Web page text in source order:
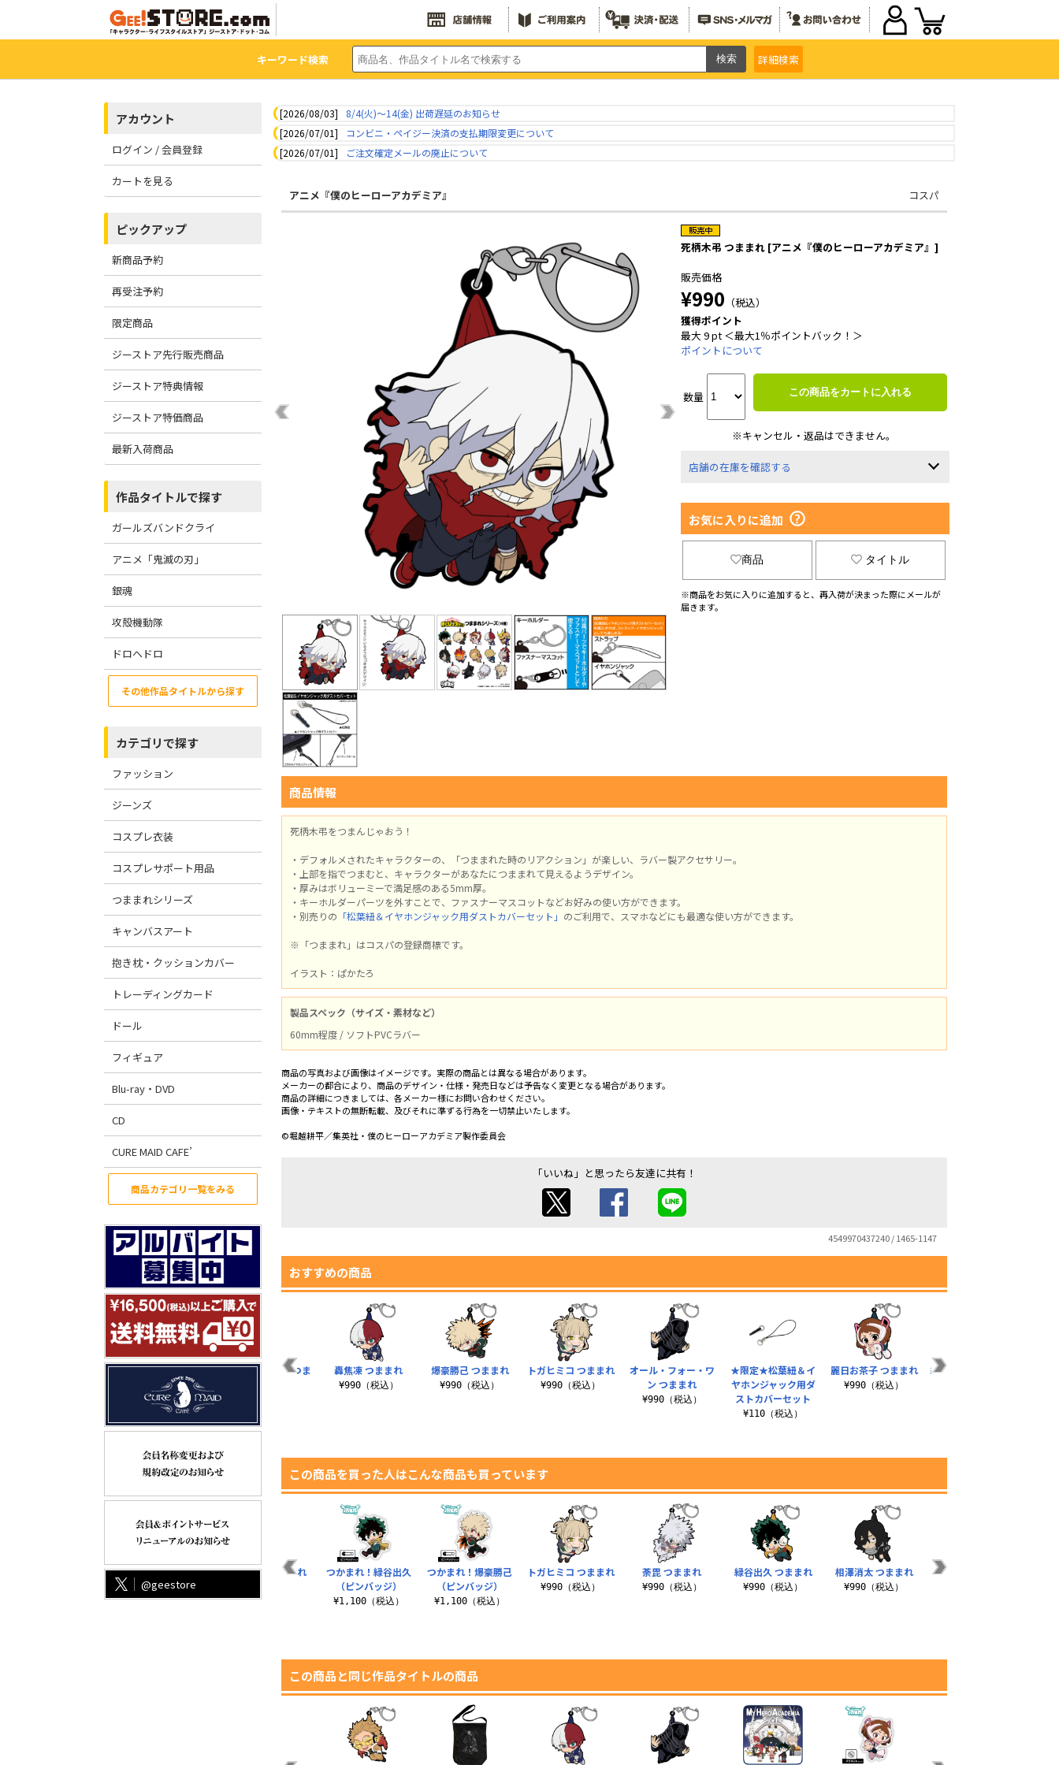
キーワード検索 詳細検索
アカウント
ログイン / 会員登録
カートを見る
ピックアップ
新商品予約
再受注予約
限定商品
ジーストア先行販売商品
ジーストア特典情報
ジーストア特価商品
最新入荷商品
作品タイトルで探す
ガールズバンドクライ
アニメ「鬼滅の刃」
銀魂
攻殻機動隊
ドロヘドロ
その他作品タイトルから探す
カテゴリで探す
ファッション
ジーンズ
コスプレ衣装
コスプレサポート用品
つままれシリーズ
キャンバスアート
抱き枕・クッションカバー
トレーディングカード
ドール
フィギュア
Blu-ray・DVD
CD
CURE MAID CAFE’
商品カテゴリ一覧をみる
@geestore
[2026/08/03]
8/4(火)～14(金) 出荷遅延のお知らせ
[2026/07/01]
コンビニ・ペイジー決済の支払期限変更について
[2026/07/01]
ご注文確定メールの廃止について
アニメ『僕のヒーローアカデミア』 コスパ
死柄木弔 つままれ [アニメ『僕のヒーローアカデミア』]
販売価格
¥990 （税込）
獲得ポイント
最大 9 pt ＜最大1％ポイントバック！＞
ポイントについて
数量 この商品をカートに入れる
※キャンセル・返品はできません。
店舗の在庫を確認する
お気に入りに追加
商品 タイトル
※商品をお気に入りに追加すると、再入荷が決まった際にメールが
届きます。
商品情報
死柄木弔をつまんじゃおう！
・デフォルメされたキャラクターの、「つままれた時のリアクション」が楽しい、ラバー製アクセサリー。
・上部を指でつまむと、キャラクターがあなたにつままれて見えるようデザイン。
・厚みはボリューミーで満足感のある5mm厚。
・キーホルダーパーツを外すことで、ファスナーマスコットなどお好みの使い方ができます。
・別売りの 「松葉紐＆イヤホンジャック用ダストカバーセット」 のご利用で、スマホなどにも最適な使い方ができます。
※「つままれ」はコスパの登録商標です。
イラスト：ぱかたろ
製品スペック（サイズ・素材など）
60mm程度 / ソフトPVCラバー
商品の写真および画像はイメージです。実際の商品とは異なる場合があります。
メーカーの都合により、商品のデザイン・仕様・発売日などは予告なく変更となる場合があります。
商品の詳細につきましては、各メーカー様にお問い合わせください。
画像・テキストの無断転載、及びそれに準ずる行為を一切禁止いたします。
©堀越耕平／集英社・僕のヒーローアカデミア製作委員会
「いいね」と思ったら友達に共有！
4549970437240 / 1465-1147
おすすめの商品
トガヒミコ つままれ
¥990（税込）
オール・フォー・ワ
ン つままれ
¥990（税込）
★限定★松葉紐＆イ
ヤホンジャック用ダ
ストカバーセット
¥110（税込）
麗日お茶子 つままれ
¥990（税込）
緑谷出久 つままれ エ
ベストジーニスト つ
ままれ
¥990（税込）
エッジショット つま
轟焦凍 つままれ
¥990（税込）
爆豪勝己 つままれ
¥990（税込）
この商品を買った人はこんな商品も買っています
トガヒミコ つままれ
¥990（税込）
荼毘 つままれ
¥990（税込）
緑谷出久 つままれ
¥990（税込）
相澤消太 つままれ
¥990（税込）
爆豪勝己 つままれ
緑谷出久 つままれ 制
緑谷出久 つままれ エ
アフォースVer.
¥990（税込）
ホークス つままれ
つかまれ！緑谷出久
（ピンバッジ）
¥1,100（税込）
つかまれ！爆豪勝己
（ピンバッジ）
¥1,100（税込）
この商品と同じ作品タイトルの商品